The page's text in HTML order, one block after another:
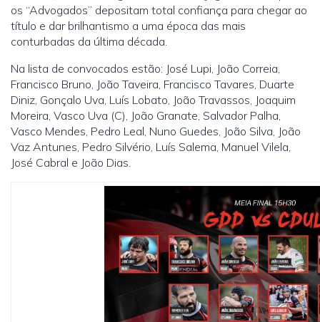
os “Advogados” depositam total confiança para chegar ao
título e dar brilhantismo a uma época das mais
conturbadas da última década.
Na lista de convocados estão: José Lupi, João Correia,
Francisco Bruno, João Taveira, Francisco Tavares, Duarte
Diniz, Gonçalo Uva, Luís Lobato, João Travassos, Joaquim
Moreira, Vasco Uva (C), João Granate, Salvador Palha,
Vasco Mendes, Pedro Leal, Nuno Guedes, João Silva, João
Vaz Antunes, Pedro Silvério, Luís Salema, Manuel Vilela,
José Cabral e João Dias.